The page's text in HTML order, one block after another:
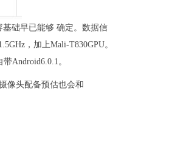
基础早已能够 确定。数据信
，加上Mali-T830GPU。
Android6.0.1。
像头配备预估也会和